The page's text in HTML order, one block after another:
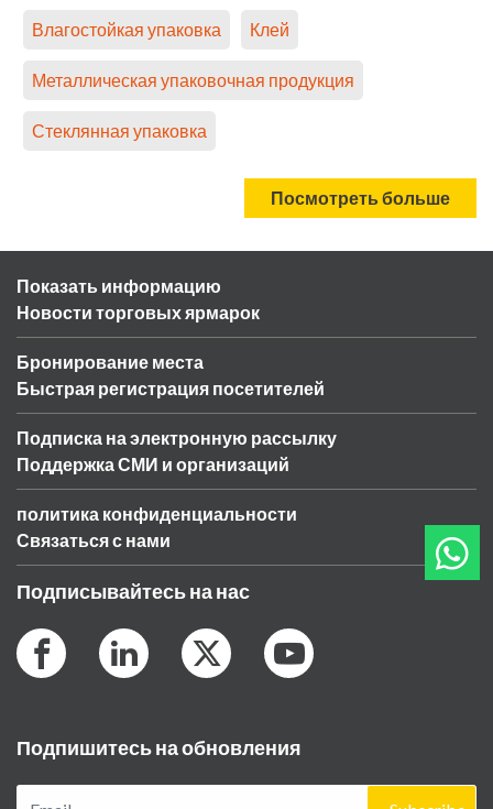
Влагостойкая упаковка Клей
Металлическая упаковочная продукция
Стеклянная упаковка
Посмотреть больше
Показать информацию
Новости торговых ярмарок
Бронирование места
Быстрая регистрация посетителей
Подписка на электронную рассылку
Поддержка СМИ и организаций
политика конфиденциальности
Связаться с нами
Подписывайтесь на нас
Подпишитесь на обновления